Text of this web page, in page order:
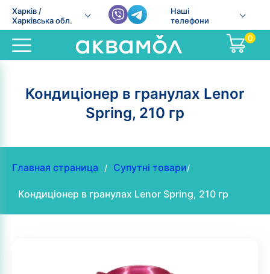
Харків /
Харківська обл.
Наші
телефони
0
Кондиціонер в гранулах Lenor
Spring, 210 гр
Главная страница / Супутні товари/
Кондиціонер в гранулах Lenor Spring, 210 гр